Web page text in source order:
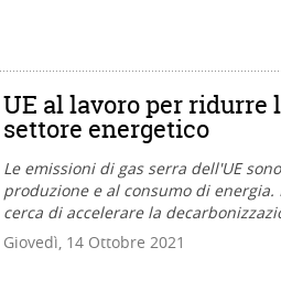
UE al lavoro per ridurre
settore energetico
Le emissioni di gas serra dell'UE
produzione e al consumo di energia.
cerca di accelerare la
Giovedì, 14 Ottobre 2021